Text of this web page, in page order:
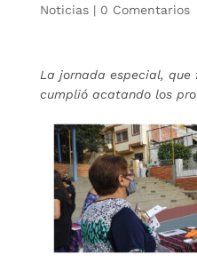
Noticias| 0 Comentarios
La jornada especial, que
cumplió acatando los